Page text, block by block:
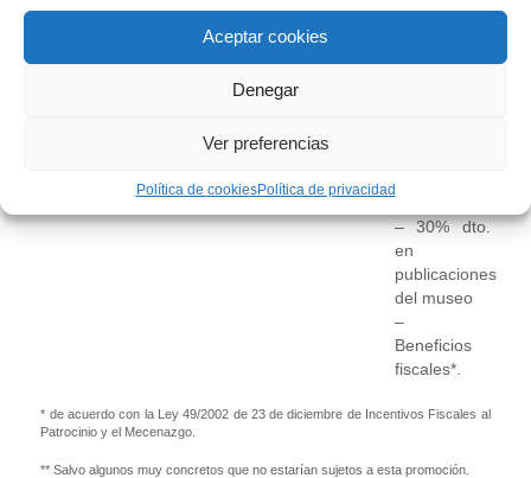
Aceptar cookies
Denegar
Ver preferencias
Política de cookiesPolítica de privacidad
actividades
– 10% dto. en
publicaciones
del museo
– Beneficios
publicaciones
conciertos y
Fiscales*
– 50% dto.
guiadas
talleres**
– 30% dto.
en
publicaciones
del museo
–
Beneficios
fiscales*.
* de acuerdo con la Ley 49/2002 de 23 de diciembre de Incentivos Fiscales al
Patrocinio y el Mecenazgo.
** Salvo algunos muy concretos que no estarían sujetos a esta promoción.